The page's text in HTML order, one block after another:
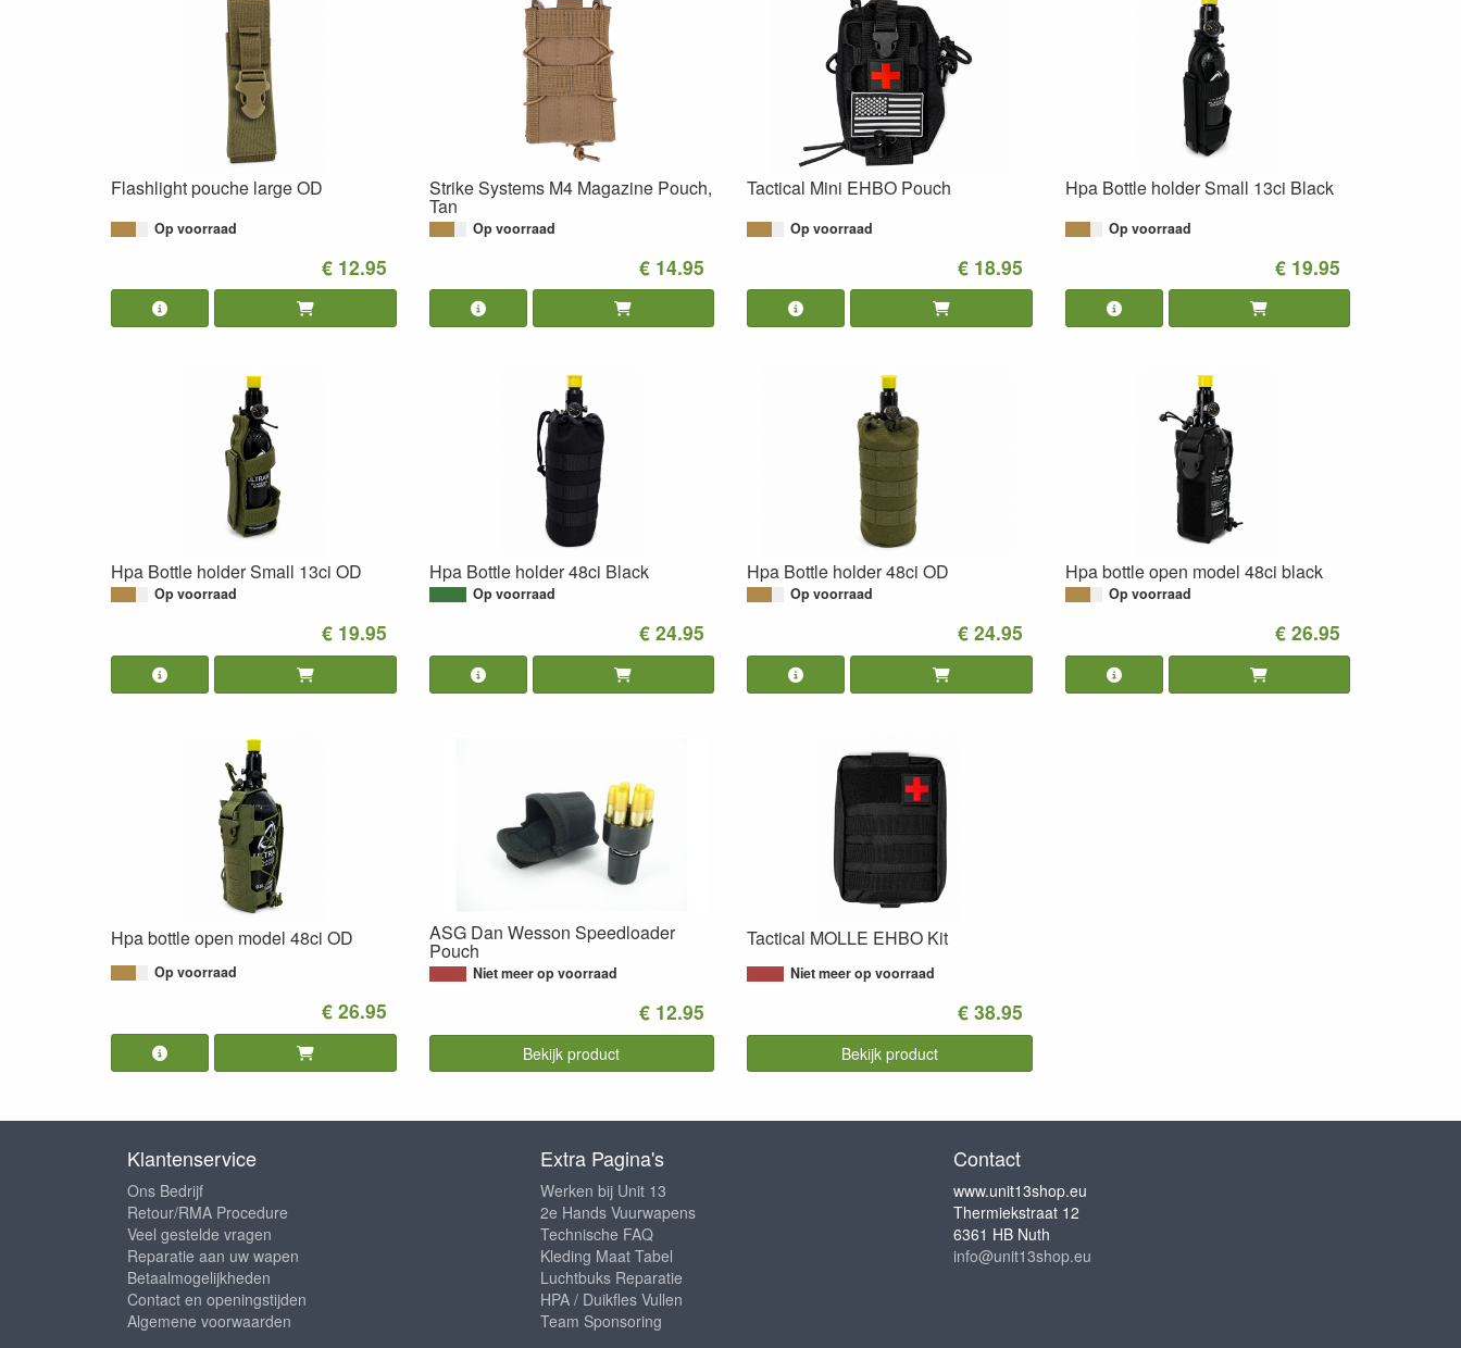
Flashlight pouche large OD
Op voorraad
€ 12.95
Strike Systems M4 Magazine Pouch,
Tan
Op voorraad
€ 14.95
Tactical Mini EHBO Pouch
Op voorraad
€ 18.95
Hpa Bottle holder Small 13ci Black
Op voorraad
€ 19.95
Hpa Bottle holder Small 13ci OD
Op voorraad
€ 19.95
Hpa Bottle holder 48ci Black
Op voorraad
€ 24.95
Hpa Bottle holder 48ci OD
Op voorraad
€ 24.95
Hpa bottle open model 48ci black
Op voorraad
€ 26.95
Hpa bottle open model 48ci OD
Op voorraad
€ 26.95
ASG Dan Wesson Speedloader
Pouch
Niet meer op voorraad
€ 12.95
Bekijk product
Tactical MOLLE EHBO Kit
Niet meer op voorraad
€ 38.95
Bekijk product
Klantenservice
Ons Bedrijf
Retour/RMA Procedure
Veel gestelde vragen
Reparatie aan uw wapen
Betaalmogelijkheden
Contact en openingstijden
Algemene voorwaarden
Extra Pagina's
Werken bij Unit 13
2e Hands Vuurwapens
Technische FAQ
Kleding Maat Tabel
Luchtbuks Reparatie
HPA / Duikfles Vullen
Team Sponsoring
Contact
www.unit13shop.eu
Thermiekstraat 12
6361 HB Nuth
info@unit13shop.eu